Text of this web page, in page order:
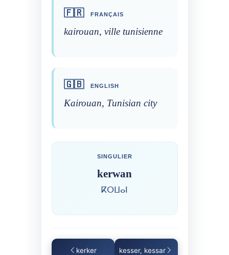
🇫🇷 FRANÇAIS
kairouan, ville tunisienne
🇬🇧 ENGLISH
Kairouan, Tunisian city
SINGULIER
kerwan
ⴽⵔⵡⴰⵏ
kerker kesser, kessar